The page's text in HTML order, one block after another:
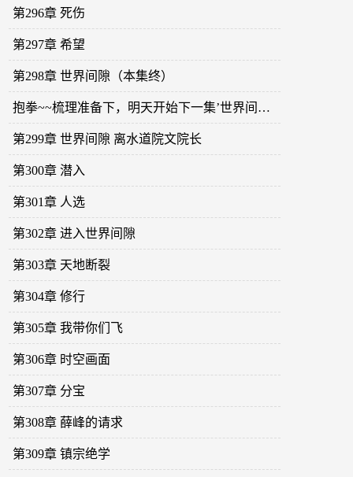
第296章 死伤
第297章 希望
第298章 世界间隙（本集终）
抱拳~~梳理准备下，明天开始下一集’世界间隙‘。
第299章 世界间隙 离水道院文院长
第300章 潜入
第301章 人选
第302章 进入世界间隙
第303章 天地断裂
第304章 修行
第305章 我带你们飞
第306章 时空画面
第307章 分宝
第308章 薛峰的请求
第309章 镇宗绝学